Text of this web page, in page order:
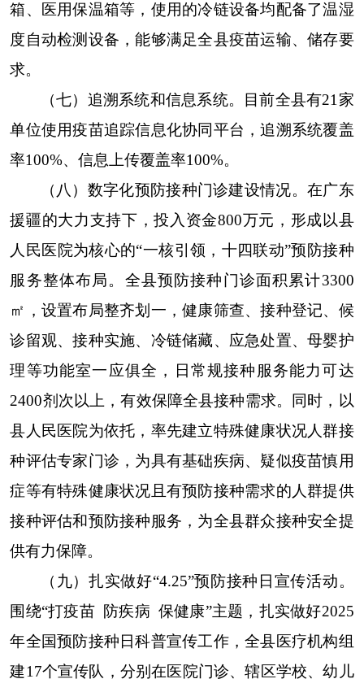
箱、医用保温箱等，使用的冷链设备均配备了温湿
度自动检测设备，能够满足全县疫苗运输、储存要
求。
（七）追溯系统和信息系统。
目前全县有21家
单位使用疫苗追踪信息化协同平台，追溯系统覆盖
率100%、信息上传覆盖率100%。
（八）数字化预防接种门诊建设情况。 在广东
援疆的大力支持下，投入资金800万元，形成以县
人民医院为核心的“一核引领，十四联动”预防接种
服务整体布局。全县预防接种门诊面积累计3300
㎡，设置布局整齐划一，健康筛查、接种登记、候
诊留观、接种实施、冷链储藏、应急处置、母婴护
理等功能室一应俱全，日常规接种服务能力可达
2400剂次以上，有效保障全县接种需求。同时，以
县人民医院为依托，率先建立特殊健康状况人群接
种评估专家门诊，为具有基础疾病、疑似疫苗慎用
症等有特殊健康状况且有预防接种需求的人群提供
接种评估和预防接种服务，为全县群众接种安全提
供有力保障。
（九）扎实做好“4.25”预防接种日宣传活动。
围绕“打疫苗 防疾病 保健康”主题，扎实做好2025
年全国预防接种日科普宣传工作，全县医疗机构组
建17个宣传队，分别在医院门诊、辖区学校、幼儿